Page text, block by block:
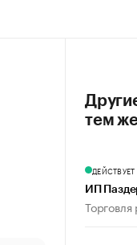
тем
ДЕЙСТВУЕТ
ИП